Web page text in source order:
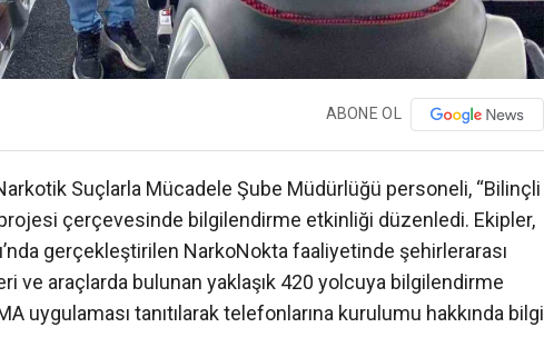
ABONE OL
Suçlarla Mücadele Şube Müdürlüğü personeli, “Bilinçli
çerçevesinde bilgilendirme etkinliği düzenledi. Ekipler,
gerçekleştirilen NarkoNokta faaliyetinde şehirlerarası
ve araçlarda bulunan yaklaşık 420 yolcuya bilgilendirme
uygulaması tanıtılarak telefonlarına kurulumu hakkında bilgi